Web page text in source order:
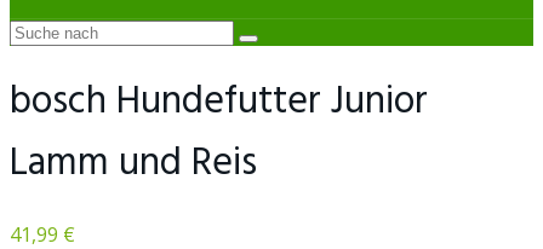
bosch Hundefutter Junior
Lamm und Reis
41,99 €